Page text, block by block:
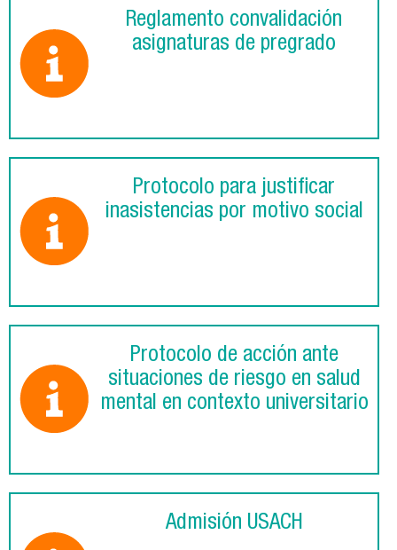
Reglamento convalidación
asignaturas de pregrado
Protocolo para justificar
inasistencias por motivo social
Protocolo de acción ante
situaciones de riesgo en salud
mental en contexto universitario
Admisión USACH